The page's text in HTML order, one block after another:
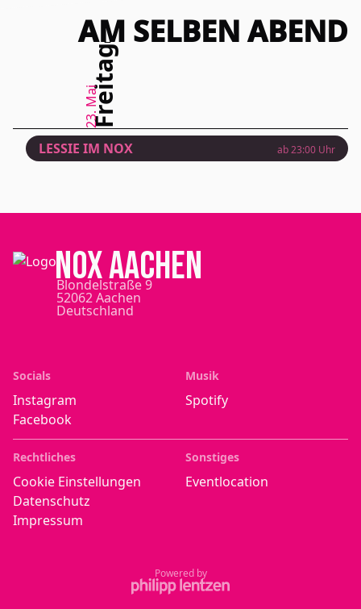
AM SELBEN ABEND
Freitag
23. Mai
Vorverkauf
LESSIE IM NOX ab23:00 Uhr
NOX Aachen
Blondelstraße 9
52062 Aachen
Deutschland
Socials
Instagram
Facebook
Musik
Spotify
Rechtliches
Cookie Einstellungen
Datenschutz
Impressum
Sonstiges
Eventlocation
Powered by